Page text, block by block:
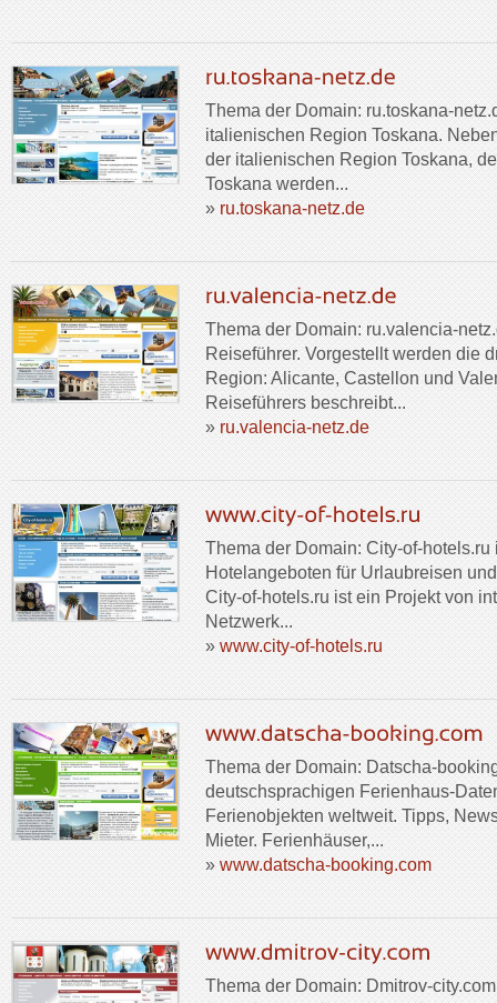
Thema der Domain: ru.toskana-
italienischen Region Toskana.
der italienischen Region Toskana,
Toskana werden...
» ru.toskana-netz.de
Thema der Domain: ru.valencia-
Reiseführer. Vorgestellt werden die
Region: Alicante, Castellon und
Reiseführers beschreibt...
» ru.valencia-netz.de
Thema der Domain: City-of-
Hotelangeboten für Urlaubreisen
City-of-hotels.ru ist ein Projekt von
Netzwerk...
»www.city-of-hotels.ru
Thema der Domain: Datscha-
deutschsprachigen Ferienhaus-
Ferienobjekten weltweit. Tipps,
Mieter. Ferienhäuser,...
»www.datscha-booking.com
Thema der Domain: Dmitrov-